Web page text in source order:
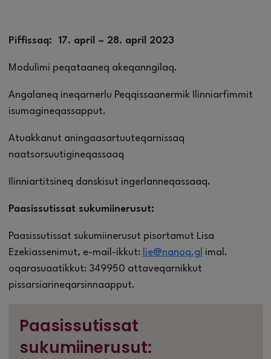
Piffissaq: 17. april – 28. april 2023
Modulimi peqataaneq akeqanngilaq.
Angalaneq ineqarnerlu Peqqissaanermik Ilinniarfimmit
isumagineqassapput.
Atuakkanut aningaasartuuteqarnissaq
naatsorsuutigineqassaaq
Ilinniartitsineq danskisut ingerlanneqassaaq.
Paasissutissat sukumiinerusut:
Paasissutissat sukumiinerusut pisortamut Lisa
Ezekiassenimut, e-mail-ikkut: lie@nanoq.gl imal.
oqarasuaatikkut: 349950 attaveqarnikkut
pissarsiarineqarsinnaapput.
Paasissutissat
sukumiinerusut: